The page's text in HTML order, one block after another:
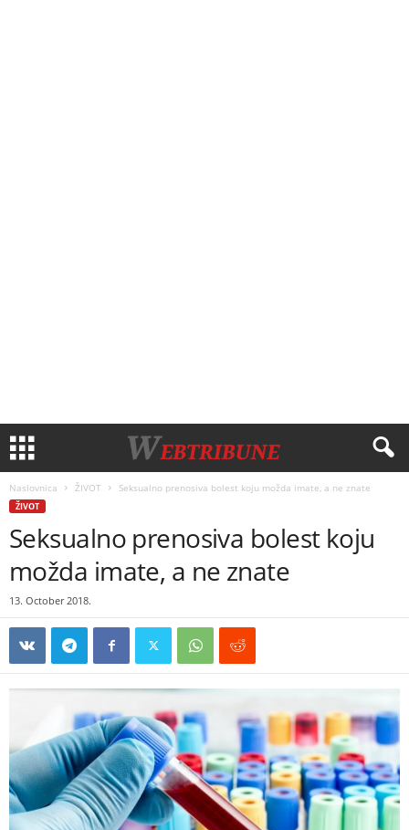
Naslovnica ŽIVOT Seksualno prenosiva bolest koju možda imate, a ne znate
ŽIVOT
Seksualno prenosiva bolest koju
možda imate, a ne znate
13. October 2018.